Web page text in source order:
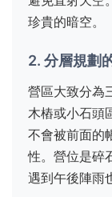
珍貴的暗空。
2. 分層規劃
營區大致分為
木樁或小石頭
不會被前面的
性。營位是碎
遇到午後陣雨